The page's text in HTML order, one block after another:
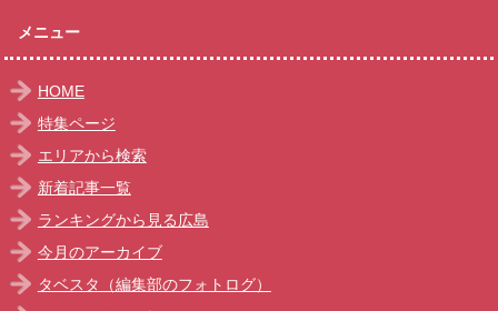
メニュー
HOME
特集ページ
エリアから検索
新着記事一覧
ランキングから見る広島
今月のアーカイブ
タベスタ（編集部のフォトログ）